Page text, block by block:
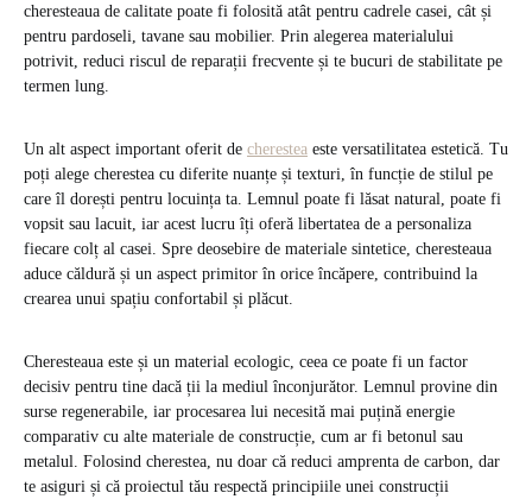
cheresteaua de calitate poate fi folosită atât pentru cadrele casei, cât și
pentru pardoseli, tavane sau mobilier. Prin alegerea materialului
potrivit, reduci riscul de reparații frecvente și te bucuri de stabilitate pe
termen lung.
Un alt aspect important oferit de cherestea este versatilitatea estetică. Tu
poți alege cherestea cu diferite nuanțe și texturi, în funcție de stilul pe
care îl dorești pentru locuința ta. Lemnul poate fi lăsat natural, poate fi
vopsit sau lacuit, iar acest lucru îți oferă libertatea de a personaliza
fiecare colț al casei. Spre deosebire de materiale sintetice, cheresteaua
aduce căldură și un aspect primitor în orice încăpere, contribuind la
crearea unui spațiu confortabil și plăcut.
Cheresteaua este și un material ecologic, ceea ce poate fi un factor
decisiv pentru tine dacă ții la mediul înconjurător. Lemnul provine din
surse regenerabile, iar procesarea lui necesită mai puțină energie
comparativ cu alte materiale de construcție, cum ar fi betonul sau
metalul. Folosind cherestea, nu doar că reduci amprenta de carbon, dar
te asiguri și că proiectul tău respectă principiile unei construcții